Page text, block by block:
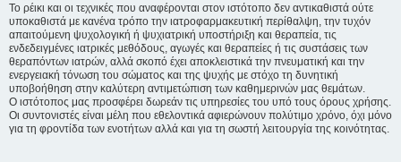
Το ρέικι και οι τεχνικές που αναφέρονται στον ιστότοπο δεν αντικαθιστά ούτε
υποκαθιστά με κανένα τρόπο την ιατροφαρμακευτική περίθαλψη, την τυχόν
απαιτούμενη ψυχολογική ή ψυχιατρική υποστήριξη και θεραπεία, τις
ενδεδειγμένες ιατρικές μεθόδους, αγωγές και θεραπείες ή τις συστάσεις των
θεραπόντων ιατρών, αλλά σκοπό έχει αποκλειστικά την πνευματική και την
ενεργειακή τόνωση του σώματος και της ψυχής με στόχο τη δυνητική
υποβοήθηση στην καλύτερη αντιμετώπιση των καθημερινών μας θεμάτων.
Ο ιστότοπος μας προσφέρει δωρεάν τις υπηρεσίες του υπό τους όρους χρήσης.
Οι συντονιστές είναι μέλη που εθελοντικά αφιερώνουν πολύτιμο χρόνο, όχι μόνο
για τη φροντίδα των ενοτήτων αλλά και για τη σωστή λειτουργία της κοινότητας.